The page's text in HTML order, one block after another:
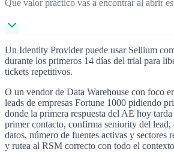
Qué valor práctico vas a encontrar al abrir
Un Identity Provider puede usar Sellium
durante los primeros 14 días del trial para
tickets repetitivos.
O un vendor de Data Warehouse con foco
leads de empresas Fortune 1000 pidiendo
donde la primera respuesta del AE hoy
primer contacto, confirma seniority del lead,
datos, número de fuentes activas y sectores
y rutea al RSM correcto con todo el